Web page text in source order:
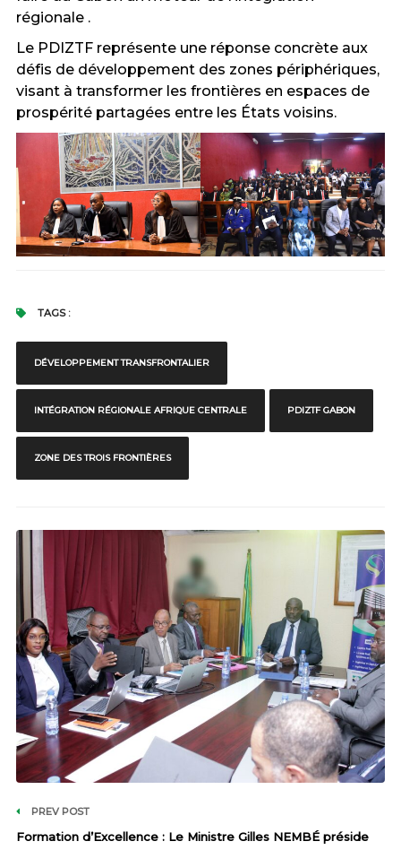
régionale .
Le PDIZTF représente une réponse concrète aux
défis de développement des zones périphériques,
visant à transformer les frontières en espaces de
prospérité partagées entre les États voisins.
TAGS :
DÉVELOPPEMENT TRANSFRONTALIER
INTÉGRATION RÉGIONALE AFRIQUE CENTRALE PDIZTF GABON
ZONE DES TROIS FRONTIÈRES
PREV POST
Formation d’Excellence : Le Ministre Gilles NEMBÉ préside